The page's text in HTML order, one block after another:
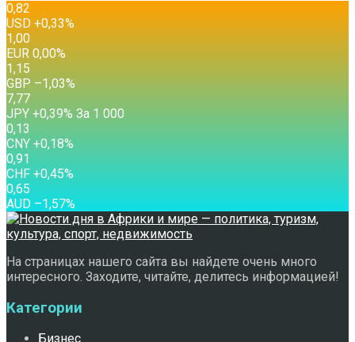
0,82
USD +0,33%
1,00
EUR 0,00%
1,15
GBP –1,03%
7,77
JPY +0,39% За 1 000
0,13
CNY +0,18%
0,91
CHF +0,45%
0,65
AUD –1,57%
На страницах нашего сайта вы найдете очень много
интересного. Заходите, читайте, делитесь информацией!
Категории
Бизнес